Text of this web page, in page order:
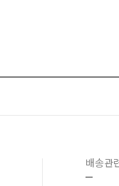
배송관